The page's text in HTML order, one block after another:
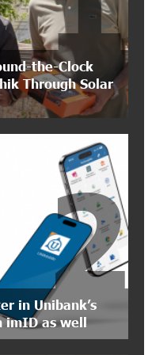
SME
of the "Towards
annual conference
Ceremony
Unibank
the Placement of
to Great Victories:
Online Tournament
the-Clock
Through Solar
in Unibank’s
imID as well
2